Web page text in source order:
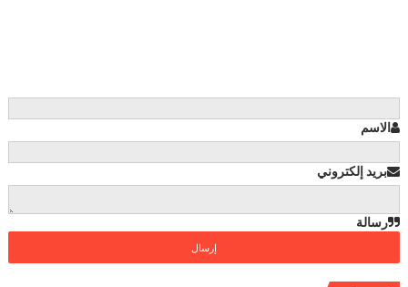
الاسم
بريد إلكتروني
رسالة